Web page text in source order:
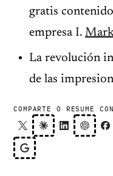
gratis
empresa I.
La revolución
de las
COMPARTE O RESUME